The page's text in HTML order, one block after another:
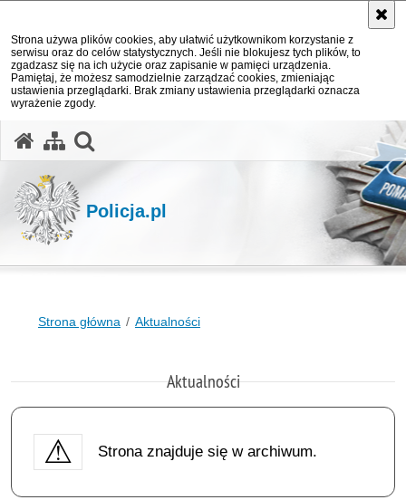
Strona używa plików cookies, aby ułatwić użytkownikom korzystanie z
serwisu oraz do celów statystycznych. Jeśli nie blokujesz tych plików, to
zgadzasz się na ich użycie oraz zapisanie w pamięci urządzenia.
Pamiętaj, że możesz samodzielnie zarządzać cookies, zmieniając
ustawienia przeglądarki. Brak zmiany ustawienia przeglądarki oznacza
wyrażenie zgody.
Policja.pl
Strona główna Aktualności
Aktualności
Strona znajduje się w archiwum.